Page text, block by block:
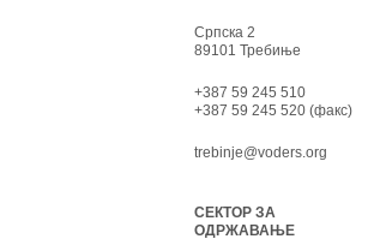
Српска 2
89101 Требиње
+387 59 245 510
+387 59 245 520 (факс)
trebinje@voders.org
СЕКТОР ЗА
ОДРЖАВАЊЕ